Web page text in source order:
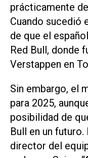
prácticamente
Cuando sucedió
de que el
Red Bull, donde
Verstappen en
Sin embargo, el
para 2025,
posibilidad de
Bull en un futuro.
director del